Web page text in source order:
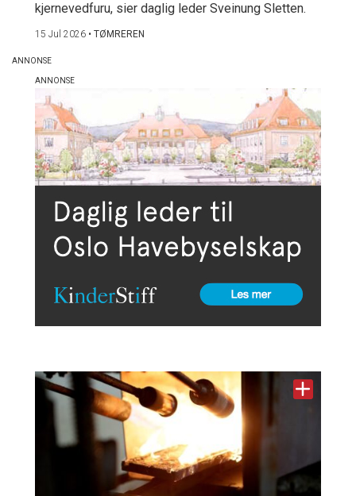
kjernevedfuru, sier daglig leder Sveinung Sletten.
15 Jul 2026 • TØMREREN